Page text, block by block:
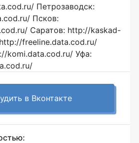
Петрозаводск:
Псков:
Саратов: http://kaskad-
freeline.data.cod.ru/
komi.data.cod.ru/ Уфа:
в Вконтакте